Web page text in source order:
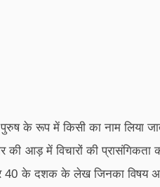
के रूप में किसी का नाम लिया
की आड़ में विचारों की
40 के दशक के लेख जिनका विषय